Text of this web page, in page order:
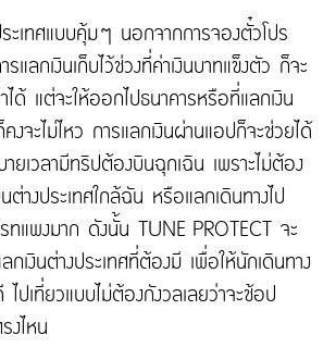
ะเทศแบบคุ้มๆ นอกจากการจองตั๋วโปร
ลกเงินเก็บไว้ช่วงที่ค่าเงินบาทแข็งตัว ก็จะ
ด้ แต่จะให้ออกไปธนาคารหรือที่แลกเงิน
งจะไม่ไหว การแลกเงินผ่านแอปก็จะช่วยได้
ยเวลามีทริปต้องบินฉุกเฉิน เพราะไม่ต้อง
นต่างประเทศใกล้ฉัน หรือแลกเดินทางไป
ทแพงมาก ดังนั้น TUNE PROTECT จะ
เงินต่างประเทศที่ต้องมี เพื่อให้นักเดินทาง
ปเที่ยวแบบไม่ต้องกังวลเลยว่าจะช้อป
ไหน